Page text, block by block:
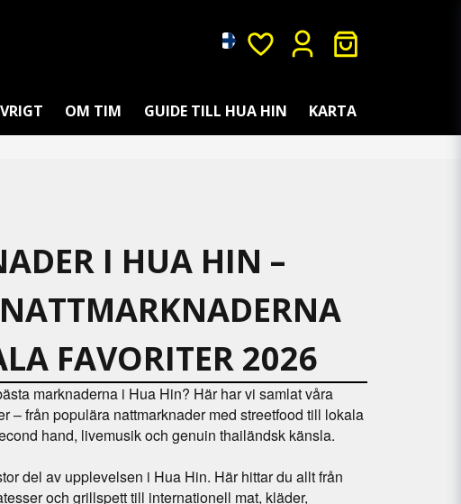
OM TIM GUIDE TILL HUA HIN KARTA
I HUA HIN –
FAVORITER 2026
marknaderna i Hua Hin? Här har vi samlat våra
– från populära nattmarknader med streetfood till lokala
hand, livemusik och genuin thailändsk känsla.
del av upplevelsen i Hua Hin. Här hittar du allt från
och grillspett till internationell mat, kläder,